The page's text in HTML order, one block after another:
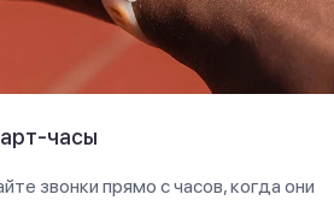
часы
звонки прямо с часов, когда они